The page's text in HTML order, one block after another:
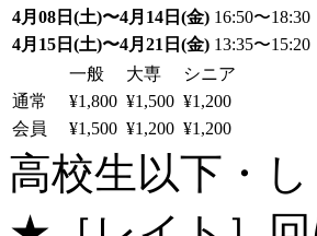
4月08日(土)〜4月14日(金) 16:50〜18:30
4月15日(土)〜4月21日(金) 13:35〜15:20
一般
大専
シニア
通常
¥1,800 ¥1,500 ¥1,200
会員
¥1,500 ¥1,200 ¥1,200
高校生以下・